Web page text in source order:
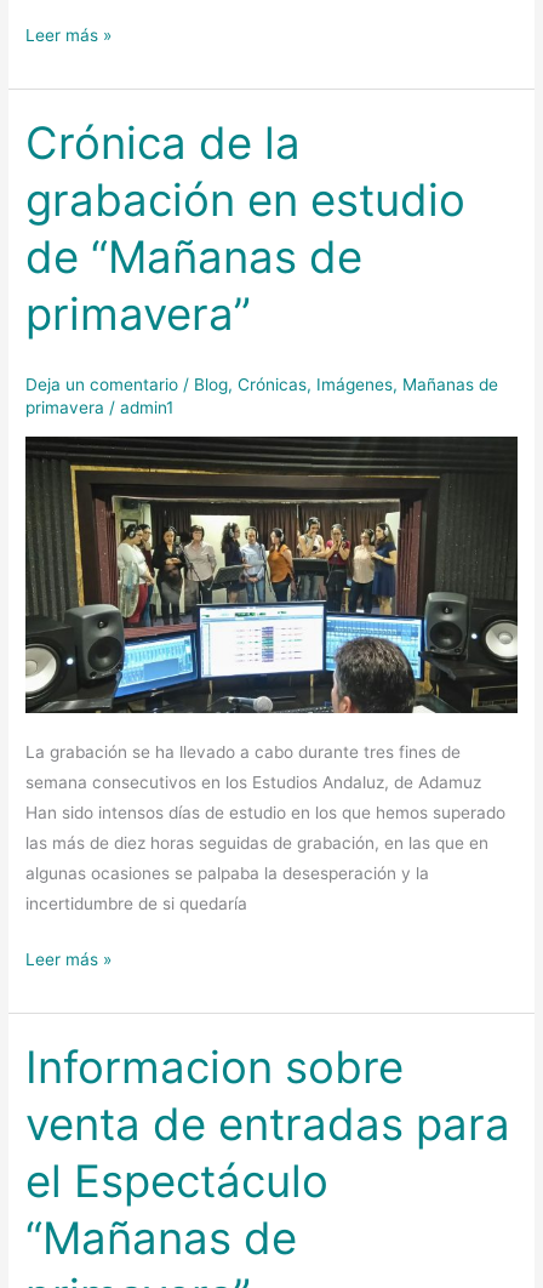
Leer más »
Crónica de la
grabación en estudio
de “Mañanas de
primavera”
Deja un comentario / Blog,Crónicas, Imágenes, Mañanas de
primavera /admin1
La grabación se ha llevado a cabo durante tres fines de
semana consecutivos en los Estudios Andaluz, de Adamuz
Han sido intensos días de estudio en los que hemos superado
las más de diez horas seguidas de grabación, en las que en
algunas ocasiones se palpaba la desesperación y la
incertidumbre de si quedaría
Crónica
de
la
grabación
en
estudio
de
“Mañanas
primavera”
Leer más »
Informacion sobre
venta de entradas para
el Espectáculo
“Mañanas de
Informacion
sobre
venta
de
entradas
para
el